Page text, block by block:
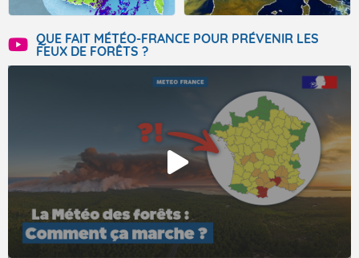
QUE FAIT MÉTÉO-FRANCE POUR PRÉVENIR LES
FEUX DE FORÊTS ?